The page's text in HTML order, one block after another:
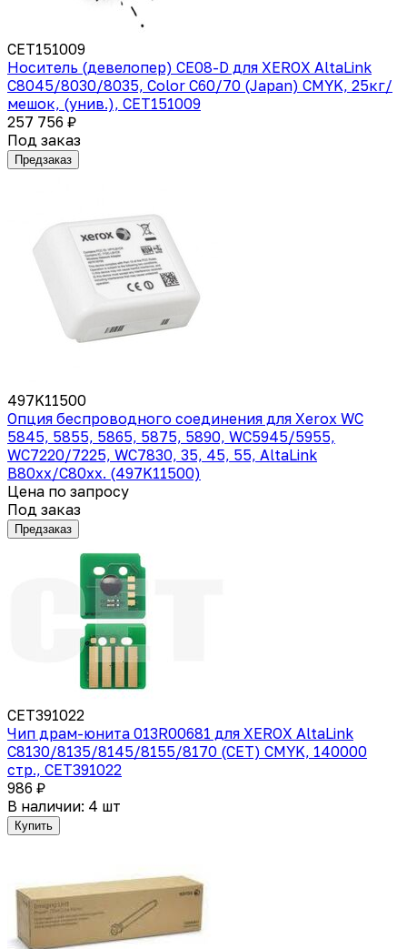
CET151009
Носитель (девелопер) CE08-D для XEROX AltaLink
C8045/8030/8035, Color C60/70 (Japan) CMYK, 25кг/
мешок, (унив.), CET151009
257 756 ₽
Под заказ
Предзаказ
497K11500
Опция беспроводного соединения для Xerox WC
5845, 5855, 5865, 5875, 5890, WC5945/5955,
WC7220/7225, WC7830, 35, 45, 55, AltaLink
B80xx/C80xx. (497K11500)
Цена по запросу
Под заказ
Предзаказ
CET391022
Чип драм-юнита 013R00681 для XEROX AltaLink
C8130/8135/8145/8155/8170 (CET) CMYK, 140000
стр., CET391022
986 ₽
В наличии: 4 шт
Купить